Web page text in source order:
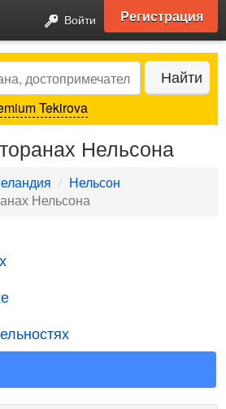
Войти Регистрация
Найти
Tekirova
Нельсона
Нельсон
Нельсона